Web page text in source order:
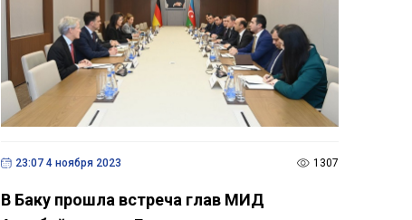
Азербайджана и Германии в расширенном